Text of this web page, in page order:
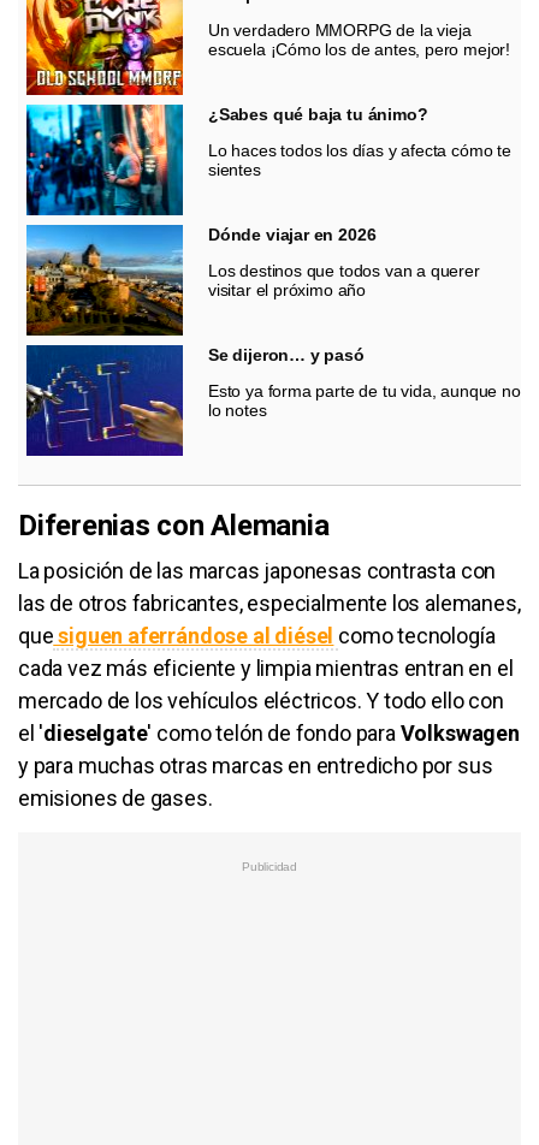
Un verdadero MMORPG de la vieja
escuela ¡Cómo los de antes, pero mejor!
¿Sabes qué baja tu ánimo?
Lo haces todos los días y afecta cómo te
sientes
Dónde viajar en 2026
Los destinos que todos van a querer
visitar el próximo año
Se dijeron… y pasó
Esto ya forma parte de tu vida, aunque no
lo notes
Diferenias con Alemania
La posición de las marcas japonesas contrasta con
las de otros fabricantes, especialmente los alemanes,
quesiguen aferrándose al diésel como tecnología
cada vez más eficiente y limpia mientras entran en el
mercado de los vehículos eléctricos. Y todo ello con
el 'dieselgate' como telón de fondo para Volkswagen
y para muchas otras marcas en entredicho por sus
emisiones de gases.